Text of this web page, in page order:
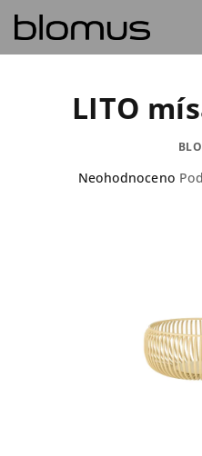
obsah
LITO
Průměrné
Neohodnoceno